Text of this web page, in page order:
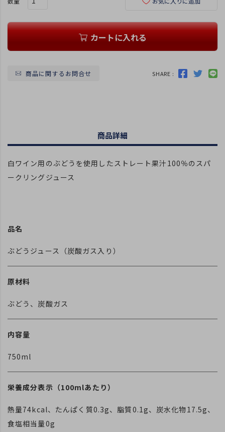
カートに入れる
商品に関するお問合せ SHARE :
商品詳細
白ワイン用のぶどうを使用したストレート果汁100％のスパ
ークリングジュース
品名
ぶどうジュース（炭酸ガス入り）
原材料
ぶどう、炭酸ガス
内容量
750ml
栄養成分表示（100mlあたり）
熱量74kcal、たんぱく質0.3g、脂質0.1g、炭水化物17.5g、
食塩相当量0g